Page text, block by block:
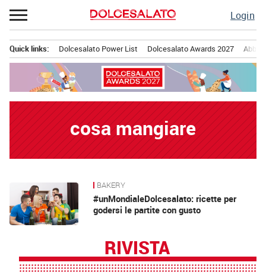
Passa
al
Login
principale
Quick links: Dolcesalato Power List Dolcesalato Awards 2027
cosa mangiare
News BAKERY
#unMondialeDolcesalato: ricette per
godersi le partite con gusto
RIVISTA